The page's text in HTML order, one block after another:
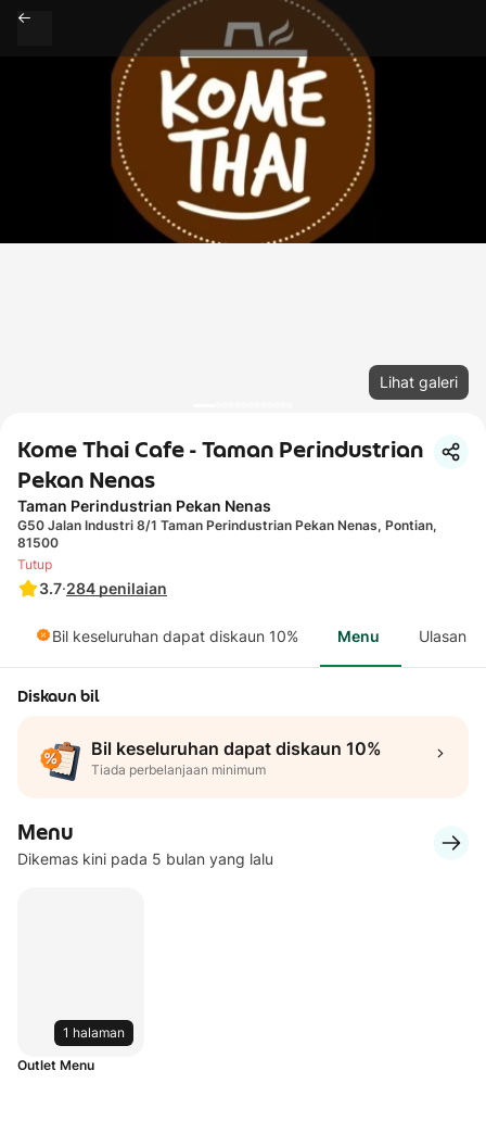
Lihat galeri
Kome Thai Cafe - Taman Perindustrian
Pekan Nenas
Taman Perindustrian Pekan Nenas
G50 Jalan Industri 8/1 Taman Perindustrian Pekan Nenas, Pontian,
81500
3.7·284 penilaian
Tutup
Bil keseluruhan dapat diskaun 10% Menu Ulasan
Diskaun bil
Bil keseluruhan dapat diskaun 10%
Tiada perbelanjaan minimum
Menu
Dikemas kini pada 5 bulan yang lalu
1 halaman
Outlet Menu